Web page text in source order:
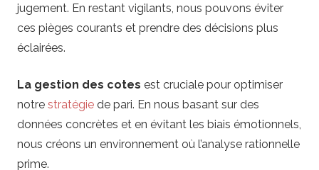
jugement. En restant vigilants, nous pouvons éviter
ces pièges courants et prendre des décisions plus
éclairées.
La gestion des cotes est cruciale pour optimiser
notre stratégie de pari. En nous basant sur des
données concrètes et en évitant les biais émotionnels,
nous créons un environnement où l’analyse rationnelle
prime.